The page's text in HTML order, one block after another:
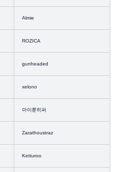
Almie
ROZICA
gunheaded
xelono
아이룬히퍼
Zarathoustraz
Ketturoo